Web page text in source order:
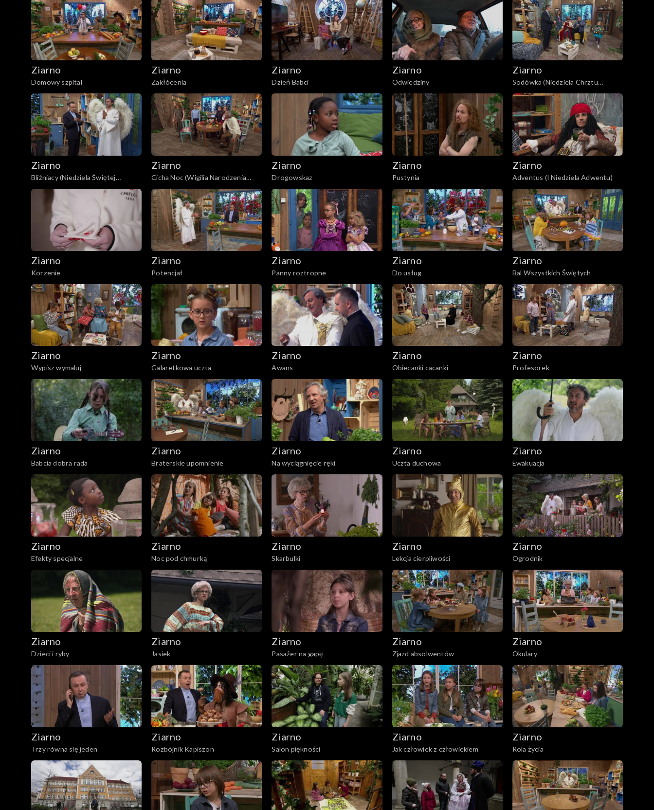
Ziarno
Domowy szpital
Ziarno
Zakłócenia
Ziarno
Dzień Babci
Ziarno
Odwiedziny
Ziarno
Sodówka (Niedziela Chrztu
Pańskiego)
Ziarno
Bliźniacy (Niedziela Świętej
Rodziny)
Ziarno
Cicha Noc (Wigilia Narodzenia
Pańskiego)
Ziarno
Drogowskaz
Ziarno
Pustynia
Ziarno
Adventus (I Niedziela Adwentu)
Ziarno
Korzenie
Ziarno
Potencjał
Ziarno
Panny roztropne
Ziarno
Do usług
Ziarno
Bal Wszystkich Świętych
Ziarno
Wypisz wymaluj
Ziarno
Galaretkowa uczta
Ziarno
Awans
Ziarno
Obiecanki cacanki
Ziarno
Profesorek
Ziarno
Babcia dobra rada
Ziarno
Braterskie upomnienie
Ziarno
Na wyciągnięcie ręki
Ziarno
Uczta duchowa
Ziarno
Ewakuacja
Ziarno
Efekty specjalne
Ziarno
Noc pod chmurką
Ziarno
Skarbulki
Ziarno
Lekcja cierpliwości
Ziarno
Ogrodnik
Ziarno
Dzieci i ryby
Ziarno
Jasiek
Ziarno
Pasażer na gapę
Ziarno
Zjazd absolwentów
Ziarno
Okulary
Ziarno
Trzy równa się jeden
Ziarno
Rozbójnik Kapiszon
Ziarno
Salon piękności
Ziarno
Jak człowiek z człowiekiem
Ziarno
Rola życia